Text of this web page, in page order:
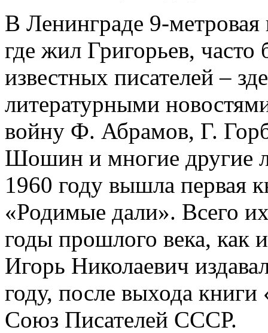
В Ленинграде 9-
где жил Григорьев, часто
известных писателей –
литературными
войну Ф. Абрамов, Г.
Шошин и многие другие
1960 году вышла первая
«Родимые дали». Всего
годы прошлого века, как
Игорь Николаевич
году, после выхода
Союз Писателей СССР.